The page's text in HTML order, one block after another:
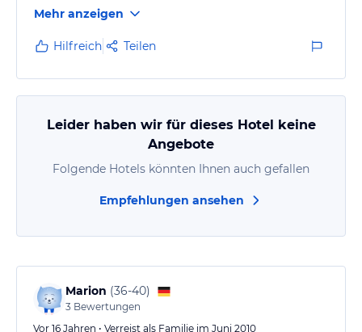
Mehr anzeigen
Hilfreich Teilen
Leider haben wir für dieses Hotel keine
Angebote
Folgende Hotels könnten Ihnen auch gefallen
Empfehlungen ansehen
Marion (36-40)
3 Bewertungen
Vor 16 Jahren • Verreist als Familie im Juni 2010